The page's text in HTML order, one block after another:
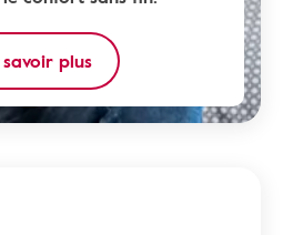
savoir plus